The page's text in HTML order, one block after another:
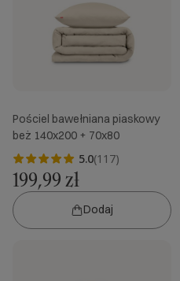
Pościel bawełniana piaskowy
beż 140x200 + 70x80
5.0(117)
199,99 zł
Dodaj